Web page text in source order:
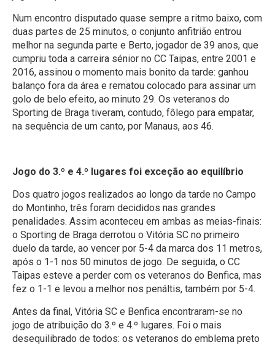
Num encontro disputado quase sempre a ritmo baixo, com
duas partes de 25 minutos, o conjunto anfitrião entrou
melhor na segunda parte e Berto, jogador de 39 anos, que
cumpriu toda a carreira sénior no CC Taipas, entre 2001 e
2016, assinou o momento mais bonito da tarde: ganhou
balanço fora da área e rematou colocado para assinar um
golo de belo efeito, ao minuto 29. Os veteranos do
Sporting de Braga tiveram, contudo, fôlego para empatar,
na sequência de um canto, por Manaus, aos 46.
Jogo do 3.º e 4.º lugares foi exceção ao equilíbrio
Dos quatro jogos realizados ao longo da tarde no Campo
do Montinho, três foram decididos nas grandes
penalidades. Assim aconteceu em ambas as meias-finais:
o Sporting de Braga derrotou o Vitória SC no primeiro
duelo da tarde, ao vencer por 5-4 da marca dos 11 metros,
após o 1-1 nos 50 minutos de jogo. De seguida, o CC
Taipas esteve a perder com os veteranos do Benfica, mas
fez o 1-1 e levou a melhor nos penáltis, também por 5-4.
Antes da final, Vitória SC e Benfica encontraram-se no
jogo de atribuição do 3.º e 4.º lugares. Foi o mais
desequilibrado de todos: os veteranos do emblema preto